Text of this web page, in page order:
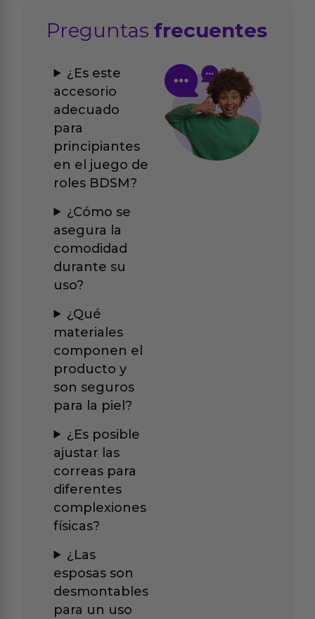
Preguntasfrecuentes
¿Es este
accesorio
adecuado
para
principiantes
en el juego de
roles BDSM?
¿Cómo se
asegura la
comodidad
durante su
uso?
¿Qué
materiales
componen el
producto y
son seguros
para la piel?
¿Es posible
ajustar las
correas para
diferentes
complexiones
físicas?
¿Las
esposas son
desmontables
para un uso